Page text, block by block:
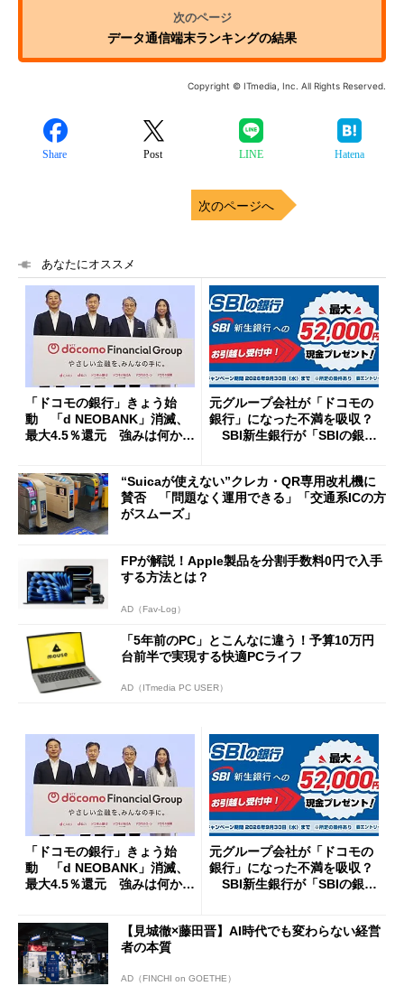
データ通信端末ランキングの結果
Copyright © ITmedia, Inc. All Rights Reserved.
Share Post LINE Hatena
次のページへ
あなたにオススメ
「ドコモの銀行」きょう始
動 「d NEOBANK」消滅、
最大4.5％還元 強みは何か解
元グループ会社が「ドコモの
銀行」になった不満を吸収？
SBI新生銀行が「SBIの銀
開催
“Suicaが使えない”クレカ・QR専用改札機に
賛否 「問題なく運用できる」「交通系ICの方
がスムーズ」
FPが解説！Apple製品を分割手数料0円で入手
する方法とは？
AD（Fav-Log）
「5年前のPC」とこんなに違う！予算10万円
台前半で実現する快適PCライフ
AD（ITmedia PC USER）
「ドコモの銀行」きょう始
動 「d NEOBANK」消滅、
最大4.5％還元 強みは何か解
元グループ会社が「ドコモの
銀行」になった不満を吸収？
SBI新生銀行が「SBIの銀
開催
【見城徹×藤田晋】AI時代でも変わらない経営
者の本質
AD（FINCHI on GOETHE）